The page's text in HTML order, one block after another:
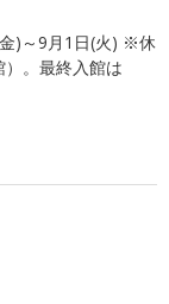
)～9月1日(火) ※休
。最終入館は